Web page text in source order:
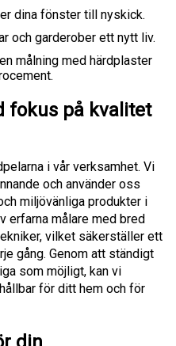
dina fönster till nyskick.
och garderober ett nytt liv.
målning med härdplaster
fokus på kvalitet
i vår verksamhet. Vi
och använder oss
miljövänliga produkter i
erfarna målare med bred
vilket säkerställer ett
gång. Genom att ständigt
som möjligt, kan vi
för ditt hem och för